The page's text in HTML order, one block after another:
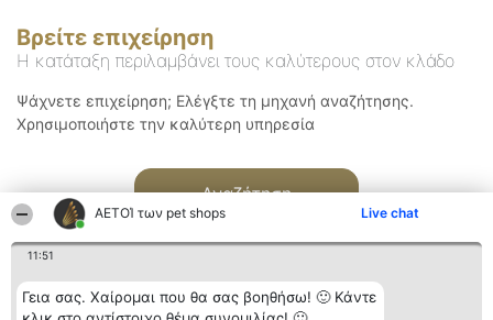
ΑΕΤΟΊ των pet shops Live chat
11:51
Γεια σας. Χαίρομαι που θα σας βοηθήσω! 🙂 Κάντε
Βρείτε επιχείρηση
Η κατάταξη περιλαμβάνει τους καλύτερους στον κλάδο
Ψάχνετε επιχείρηση; Ελέγξτε τη μηχανή αναζήτησης.
Χρησιμοποιήστε την καλύτερη υπηρεσία
Αναζήτηση